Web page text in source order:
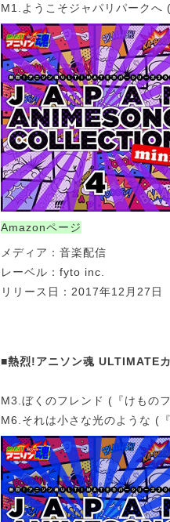
M1.ようこそジャパリパークへ
Amazonページ
メディア：音楽配信
レーベル：fyto inc.
リリース日：2017年12月27日
■熱烈!アニソン魂 ULTIMATE
M3.ぼくのフレンド (『けもの
M6.それは小さな光のような (